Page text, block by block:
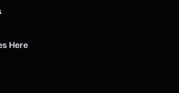
Here